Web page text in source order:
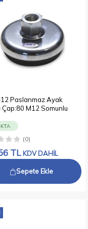
Paslanmaz Ayak
Çap:80 M12 Somunlu
(0)
TL KDV DAHİL
Sepete Ekle